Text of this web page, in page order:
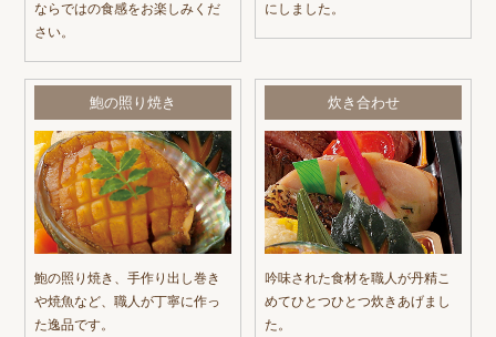
ならではの食感をお楽しみくだ
さい。
にしました。
鮑の照り焼き
鮑の照り焼き、手作り出し巻き
や焼魚など、職人が丁寧に作っ
た逸品です。
炊き合わせ
吟味された食材を職人が丹精こ
めてひとつひとつ炊きあげまし
た。